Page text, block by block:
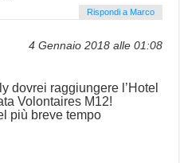
Rispondi a Marco
4 Gennaio 2018 alle 01:08
dovrei raggiungere l’Hotel
Volontaires M12!
più breve tempo